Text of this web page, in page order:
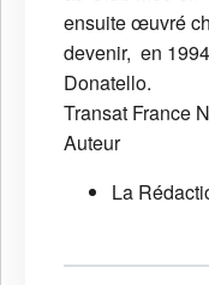
ensuite œuvré
devenir, en
Donatello.
Transat France
Auteur
La